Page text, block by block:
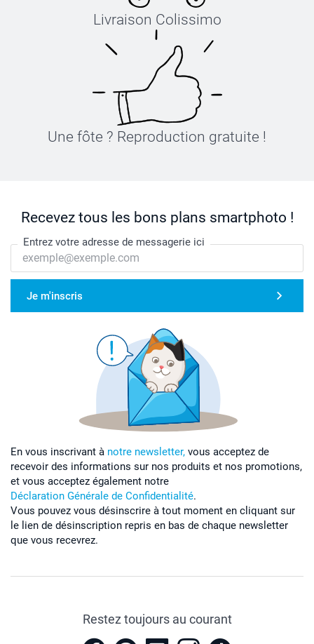
Livraison Colissimo
Une fôte ? Reproduction gratuite !
Recevez tous les bons plans smartphoto !
Entrez votre adresse de messagerie ici
Je m'inscris
En vous inscrivant à notre newsletter, vous acceptez de
recevoir des informations sur nos produits et nos promotions,
et vous acceptez également notre
Déclaration Générale de Confidentialité.
Vous pouvez vous désinscrire à tout moment en cliquant sur
le lien de désinscription repris en bas de chaque newsletter
que vous recevrez.
Restez toujours au courant